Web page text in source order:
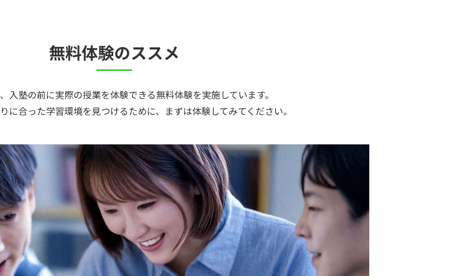
無料体験のススメ
入塾の前に実際の授業を体験できる無料体験を実施しています。
に合った学習環境を見つけるために、まずは体験してみてください。